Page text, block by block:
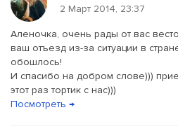
2 Март 2014, 23:37
Аленочка, очень рады от вас
ваш отъезд из-за ситуации в
обошлось!
И спасибо на добром слове)))
этот раз тортик с нас)))
Посмотреть →